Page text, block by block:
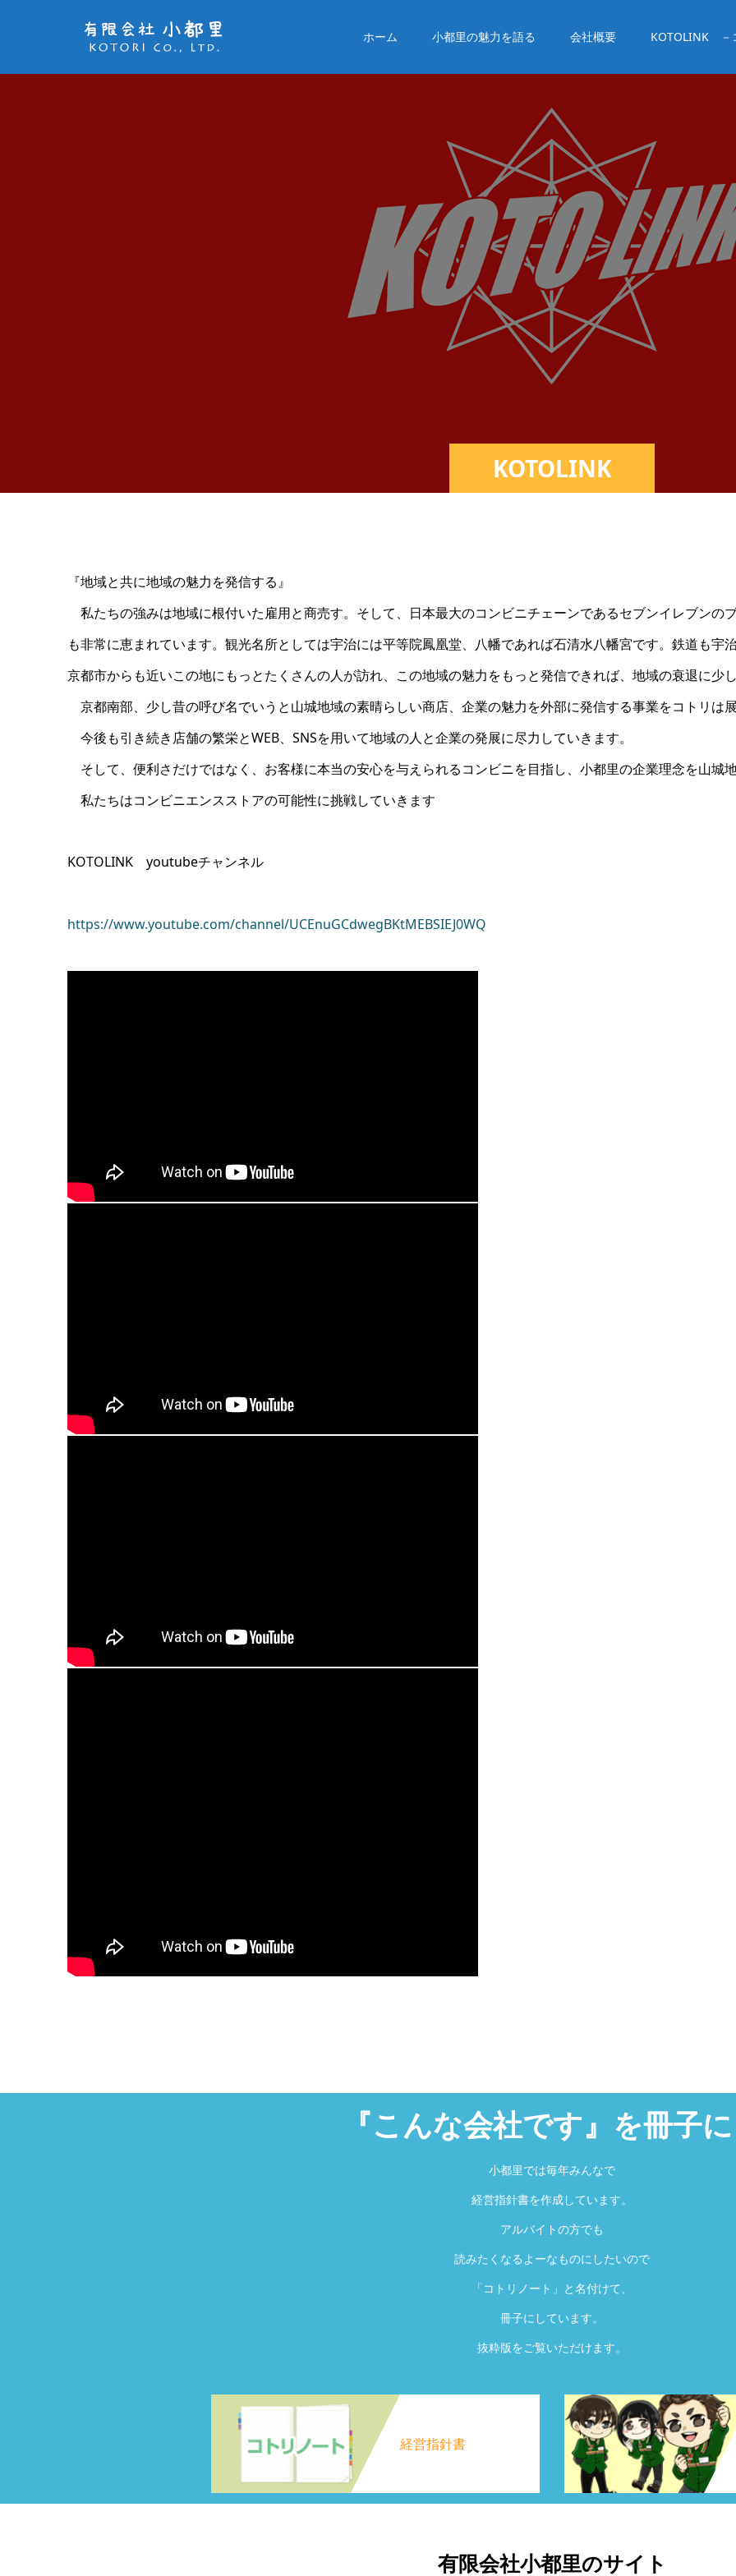
ホーム 小都里の魅力を語る 会社概要 KOTOLINK －
KOTOLINK
『地域と共に地域の魅力を発信する』
私たちの強みは地域に根付いた雇用と商売す。そして、日本最大のコンビニチェーンであるセブンイレブンの
も非常に恵まれています。観光名所としては宇治には平等院鳳凰堂、八幡であれば石清水八幡宮です。鉄道も宇
京都市からも近いこの地にもっとたくさんの人が訪れ、この地域の魅力をもっと発信できれば、地域の衰退に少
京都南部、少し昔の呼び名でいうと山城地域の素晴らしい商店、企業の魅力を外部に発信する事業をコトリは
今後も引き続き店舗の繁栄とWEB、SNSを用いて地域の人と企業の発展に尽力していきます。
そして、便利さだけではなく、お客様に本当の安心を与えられるコンビニを目指し、小都里の企業理念を山城
私たちはコンビニエンスストアの可能性に挑戦していきます
KOTOLINK youtubeチャンネル
https://www.youtube.com/channel/UCEnuGCdwegBKtMEBSIEJ0WQ
『こんな会社です』を冊子
小都里では毎年みんなで
経営指針書を作成しています。
アルバイトの方でも
読みたくなるよーなものにしたいので
「コトリノート」と名付けて、
冊子にしています。
抜粋版をご覧いただけます。
経営指針書
有限会社小都里のサイト